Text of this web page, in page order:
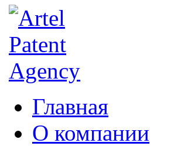
Главная
О компании